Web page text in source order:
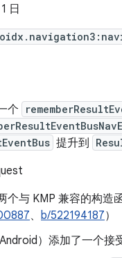
日
个
提升到
个与 KMP 兼容的构造
、 b/522194187）
Android）添加了一个接